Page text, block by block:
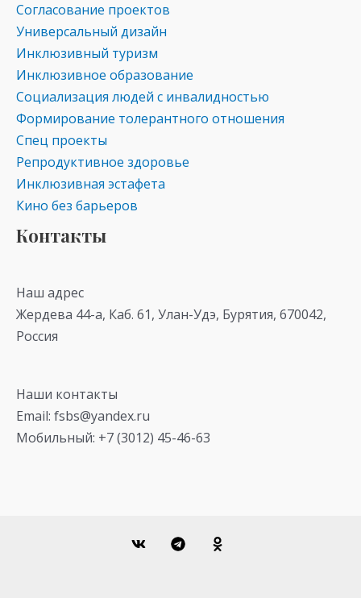
Согласование проектов
Универсальный дизайн
Инклюзивный туризм
Инклюзивное образование
Социализация людей с инвалидностью
Формирование толерантного отношения
Спец проекты
Репродуктивное здоровье
Инклюзивная эстафета
Кино без барьеров
Контакты
Наш адрес
Жердева 44-а, Каб. 61, Улан-Удэ, Бурятия, 670042,
Россия
Наши контакты
Email: fsbs@yandex.ru
Мобильный: +7 (3012) 45-46-63